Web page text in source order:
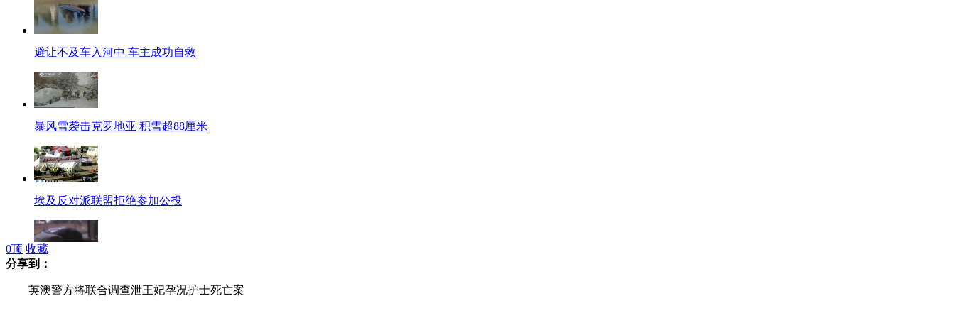
避让不及车入河中 车主成功自救
暴风雪袭击克罗地亚 积雪超88厘米
埃及反对派联盟拒绝参加公投
0顶 收藏
分享到：
英澳警方将联合调查泄王妃孕况护士死亡案